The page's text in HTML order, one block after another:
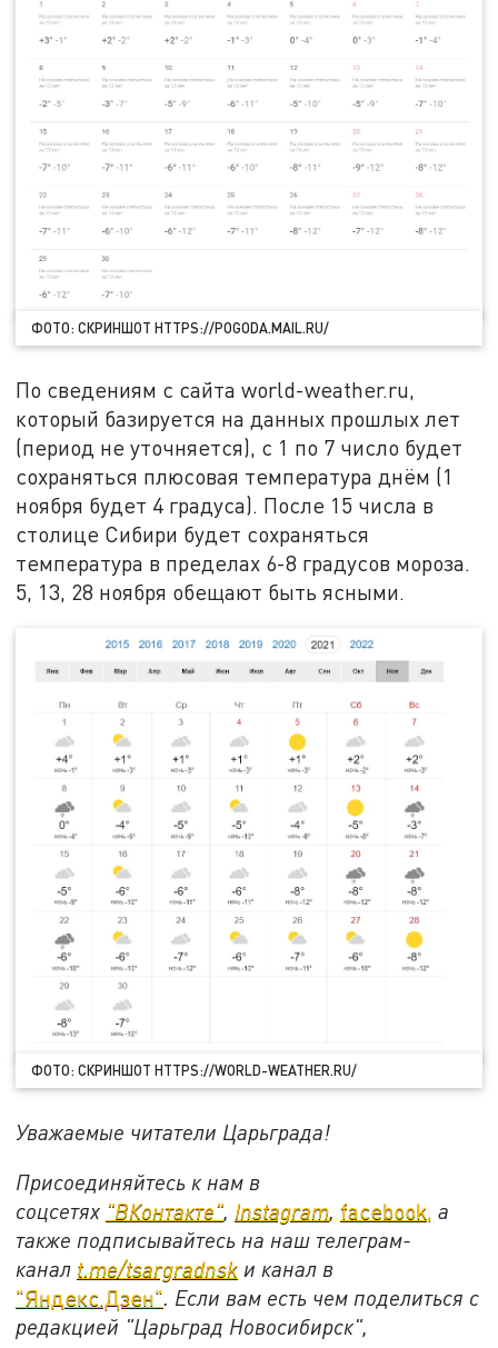
ФОТО: СКРИНШОТ HTTPS://POGODA.MAIL.RU/
По сведениям с сайта world-weather.ru,
который базируется на данных прошлых лет
(период не уточняется), с 1 по 7 число будет
сохраняться плюсовая температура днём (1
ноября будет 4 градуса). После 15 числа в
столице Сибири будет сохраняться
температура в пределах 6-8 градусов мороза.
5, 13, 28 ноября обещают быть ясными.
ФОТО: СКРИНШОТ HTTPS://WORLD-WEATHER.RU/
Уважаемые читатели Царьграда!
Присоединяйтесь к нам в
соцсетях "ВКонтакте", Instagram, facebook, а
также подписывайтесь на наш телеграм-
канал t.me/tsargradnsk и канал в
"Яндекс.Дзен". Если вам есть чем поделиться с
редакцией "Царьград Новосибирск",